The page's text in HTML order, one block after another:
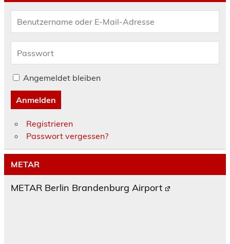
Angemeldet bleiben
Anmelden
Registrieren
Passwort vergessen?
METAR
METAR Berlin Brandenburg Airport